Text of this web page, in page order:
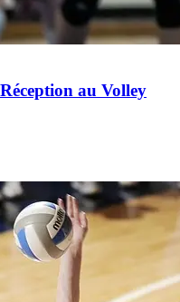
au Volley